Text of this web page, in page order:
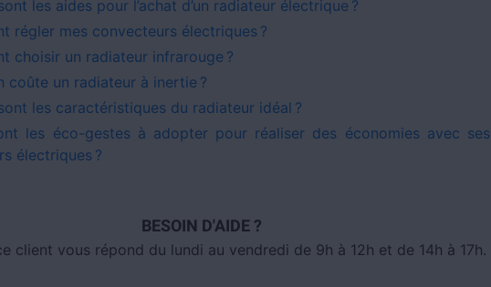
les aides pour l’achat d’un radiateur électrique ?
régler mes convecteurs électriques ?
choisir un radiateur infrarouge ?
coûte un radiateur à inertie ?
les caractéristiques du radiateur idéal ?
les éco-gestes à adopter pour réaliser des économies avec ses
électriques ?
BESOIN D'AIDE ?
client vous répond du lundi au vendredi de 9h à 12h et de 14h à 17h.